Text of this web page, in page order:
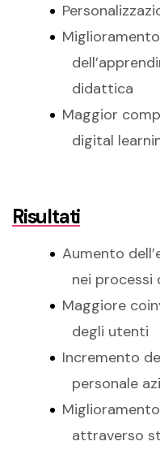
didattica
Maggior
digital
Risultati
Aumento
nei processi
Maggiore
degli utenti
Incremento
personale
attraverso